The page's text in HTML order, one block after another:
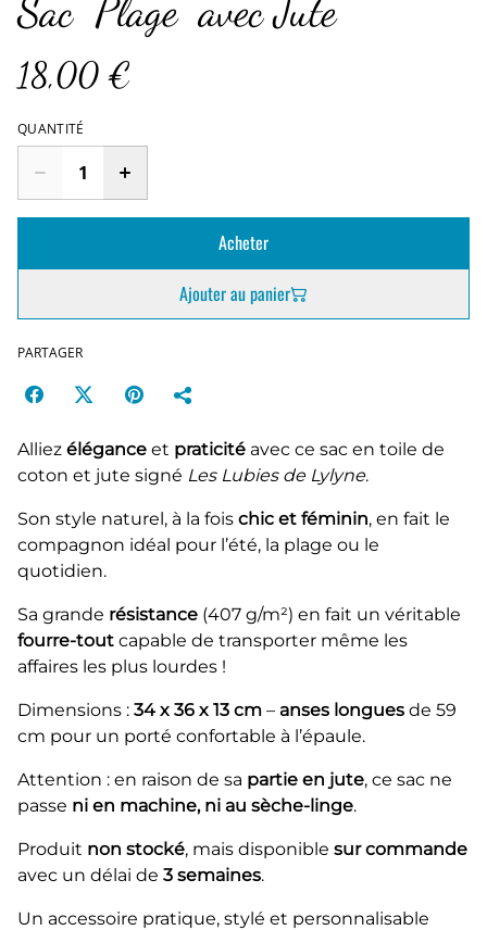
Sac "Plage" avec Jute
18,00 €
QUANTITÉ
Acheter
Ajouter au panier
PARTAGER
Alliez élégance et praticité avec ce sac en toile de
coton et jute signé Les Lubies de Lylyne.
Son style naturel, à la fois chic et féminin, en fait le
compagnon idéal pour l’été, la plage ou le
quotidien.
Sa grande résistance (407 g/m²) en fait un véritable
fourre-tout capable de transporter même les
affaires les plus lourdes !
Dimensions : 34 x 36 x 13 cm – anses longues de 59
cm pour un porté confortable à l’épaule.
Attention : en raison de sa partie en jute, ce sac ne
passe ni en machine, ni au sèche-linge.
Produit non stocké, mais disponible sur commande
avec un délai de 3 semaines.
Un accessoire pratique, stylé et personnalisable